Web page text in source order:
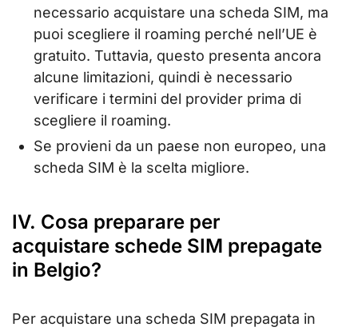
necessario acquistare una scheda SIM, ma
puoi scegliere il roaming perché nell’UE è
gratuito. Tuttavia, questo presenta ancora
alcune limitazioni, quindi è necessario
verificare i termini del provider prima di
scegliere il roaming.
Se provieni da un paese non europeo, una
scheda SIM è la scelta migliore.
IV. Cosa preparare per
acquistare schede SIM prepagate
in Belgio?
Per acquistare una scheda SIM prepagata in